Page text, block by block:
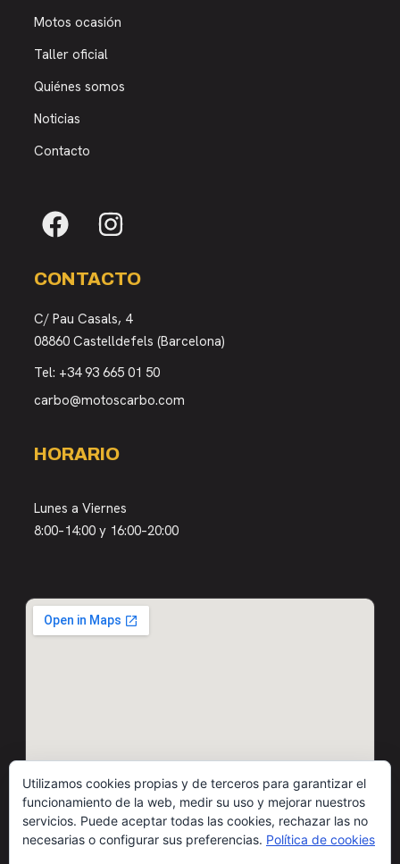
Motos ocasión
Taller oficial
Quiénes somos
Noticias
Contacto
CONTACTO
C/ Pau Casals, 4
08860 Castelldefels (Barcelona)
Tel: +34 93 665 01 50
carbo@motoscarbo.com
HORARIO
Lunes a Viernes
8:00–14:00 y 16:00–20:00
Utilizamos cookies propias y de terceros para garantizar el
funcionamiento de la web, medir su uso y mejorar nuestros
servicios. Puede aceptar todas las cookies, rechazar las no
necesarias o configurar sus preferencias. Política de cookies